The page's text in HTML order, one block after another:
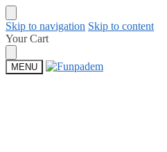
Skip to navigation Skip to content
Your Cart
MENU